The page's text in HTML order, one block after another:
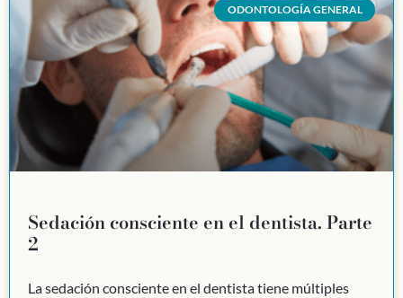
ODONTOLOGÍA GENERAL
Sedación consciente en el dentista. Parte
2
La sedación consciente en el dentista tiene múltiples